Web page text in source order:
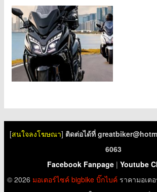
[สนใจลงโฆษณา] ติดต่อได้ที่
6063
Facebook Fanpage | Youtube
© 2026 มอเตอร์ไซค์ bigbike บิ๊กไบค์ราคามอเต